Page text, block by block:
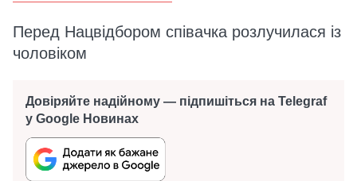
Перед Нацвідбором співачка розлучилася із
чоловіком
Довіряйте надійному — підпишіться на Telegraf
у Google Новинах